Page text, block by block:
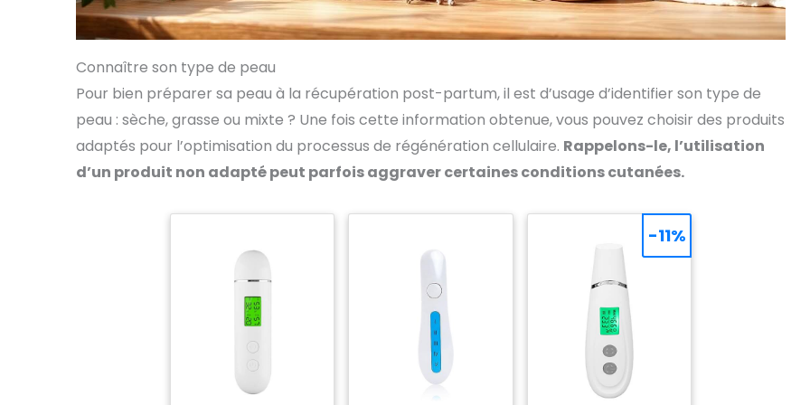
Connaître son type de peau
Pour bien préparer sa peau à la récupération post-partum, il est d’usage d’identifier son type de
peau : sèche, grasse ou mixte ? Une fois cette information obtenue, vous pouvez choisir des produits
adaptés pour l’optimisation du processus de régénération cellulaire. Rappelons-le, l’utilisation
d’un produit non adapté peut parfois aggraver certaines conditions cutanées.
-11%